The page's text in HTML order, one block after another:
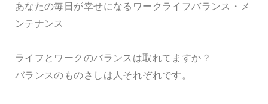
あなたの毎日が幸せになる ワークライフバランス・ メ
ンテナンス
ライフとワークのバランスは取れてますか？
バランスのものさしは人それぞれです。